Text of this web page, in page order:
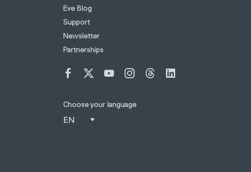
Eve Blog
Support
Newsletter
Partnerships
Choose your language
EN